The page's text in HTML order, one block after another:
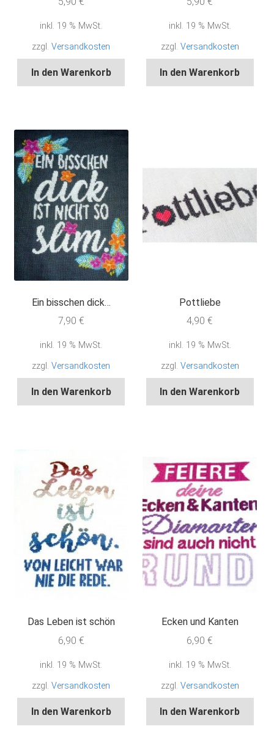
inkl. 19 % MwSt.
zzgl.Versandkosten
In den Warenkorb
inkl. 19 % MwSt.
zzgl. Versandkosten
In den Warenkorb
Ein bisschen dick…
7,90 €
inkl. 19 % MwSt.
zzgl.Versandkosten
In den Warenkorb
Pottliebe
4,90€
inkl. 19 % MwSt.
zzgl. Versandkosten
In den Warenkorb
Das Leben ist schön
6,90 €
inkl. 19 % MwSt.
zzgl.Versandkosten
In den Warenkorb
Ecken und Kanten
6,90€
inkl. 19 % MwSt.
zzgl. Versandkosten
In den Warenkorb